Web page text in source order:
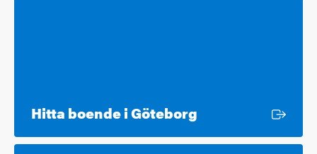
Hitta boende i Göteborg Extern länk